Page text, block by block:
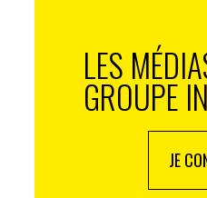
LES
GROUPE
JE